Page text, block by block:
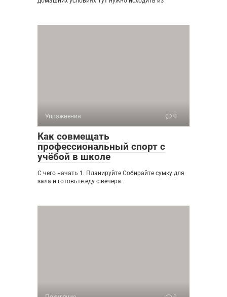
Упражнения 0
Как совмещать
профессиональный спорт с
учёбой в школе
С чего начать 1. Планируйте Собирайте сумку для
зала и готовьте еду с вечера.